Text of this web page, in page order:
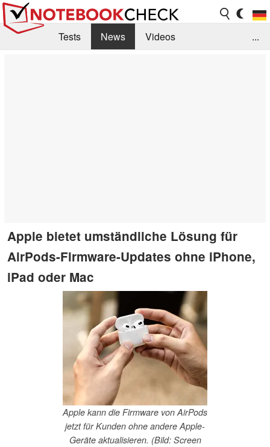
Tests News
Videos
...
Apple bietet umständliche Lösung für
AirPods-Firmware-Updates ohne iPhone,
iPad oder Mac
Apple kann die Firmware von AirPods
jetzt für Kunden ohne andere Apple-
Geräte aktualisieren. (Bild: Screen